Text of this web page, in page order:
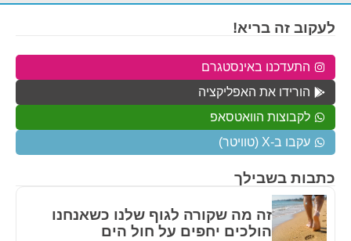
כתבות בשבילך
זה מה שקורה לגוף שלנו כשאנחנו
הולכים יחפים על חול הים
לעקוב זה בריא!
התעדכנו באינסטגרם
הורידו את האפליקציה
לקבוצות הוואטסאפ
עקבו ב-X (טוויטר)